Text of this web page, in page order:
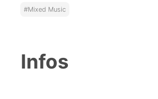
#Mixed Music
Infos